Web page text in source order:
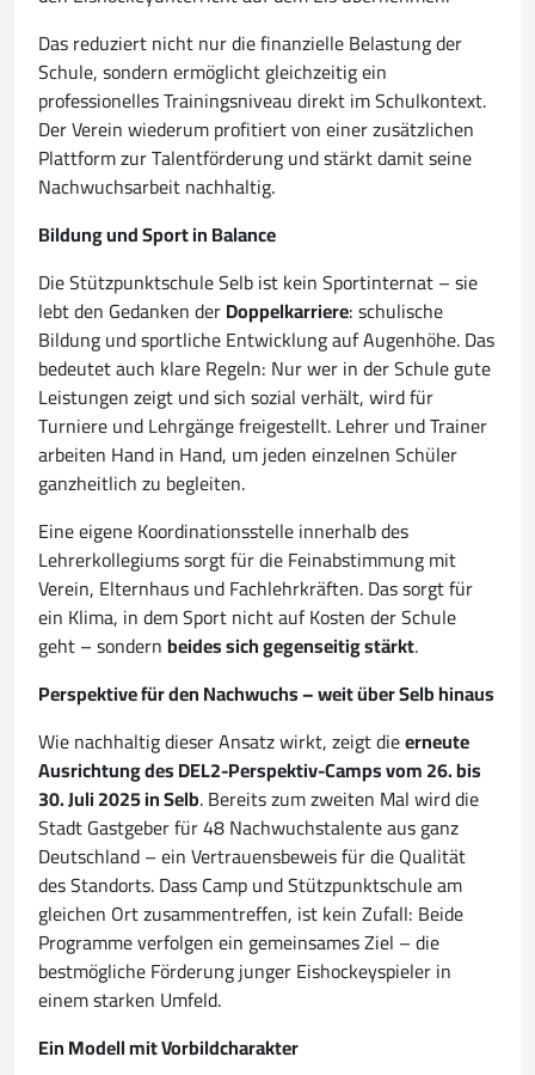
Das reduziert nicht nur die finanzielle Belastung der
Schule, sondern ermöglicht gleichzeitig ein
professionelles Trainingsniveau direkt im Schulkontext.
Der Verein wiederum profitiert von einer zusätzlichen
Plattform zur Talentförderung und stärkt damit seine
Nachwuchsarbeit nachhaltig.
Bildung und Sport in Balance
Die Stützpunktschule Selb ist kein Sportinternat – sie
lebt den Gedanken derDoppelkarriere: schulische
Bildung und sportliche Entwicklung auf Augenhöhe. Das
bedeutet auch klare Regeln: Nur wer in der Schule gute
Leistungen zeigt und sich sozial verhält, wird für
Turniere und Lehrgänge freigestellt. Lehrer und Trainer
arbeiten Hand in Hand, um jeden einzelnen Schüler
ganzheitlich zu begleiten.
Eine eigene Koordinationsstelle innerhalb des
Lehrerkollegiums sorgt für die Feinabstimmung mit
Verein, Elternhaus und Fachlehrkräften. Das sorgt für
ein Klima, in dem Sport nicht auf Kosten der Schule
geht – sondernbeides sich gegenseitig stärkt.
Perspektive für den Nachwuchs – weit über Selb hinaus
Wie nachhaltig dieser Ansatz wirkt, zeigt dieerneute
Ausrichtung des DEL2-Perspektiv-Camps vom 26. bis
30. Juli 2025 in Selb. Bereits zum zweiten Mal wird die
Stadt Gastgeber für 48 Nachwuchstalente aus ganz
Deutschland – ein Vertrauensbeweis für die Qualität
des Standorts. Dass Camp und Stützpunktschule am
gleichen Ort zusammentreffen, ist kein Zufall: Beide
Programme verfolgen ein gemeinsames Ziel – die
bestmögliche Förderung junger Eishockeyspieler in
einem starken Umfeld.
Ein Modell mit Vorbildcharakter